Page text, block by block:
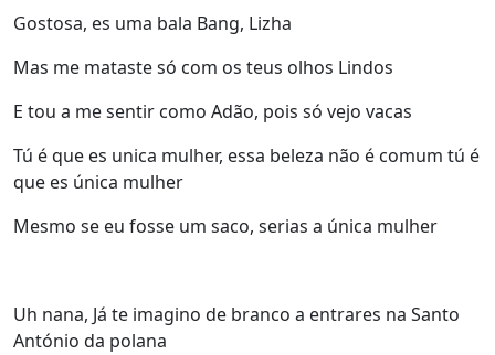
Gostosa, es uma bala Bang, Lizha
Mas me mataste só com os teus olhos Lindos
E tou a me sentir como Adão, pois só vejo vacas
Tú é que es unica mulher, essa beleza não é comum tú é
que es única mulher
Mesmo se eu fosse um saco, serias a única mulher
Uh nana, Já te imagino de branco a entrares na Santo
António da polana